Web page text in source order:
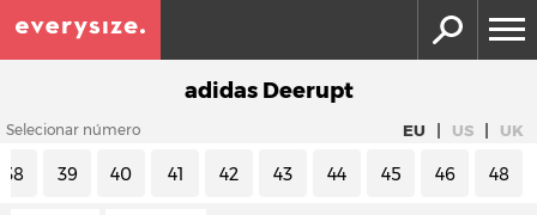
adidas Deerupt
Selecionar número EU | US | UK
38 39 40 41 42 43 44 45 46 48